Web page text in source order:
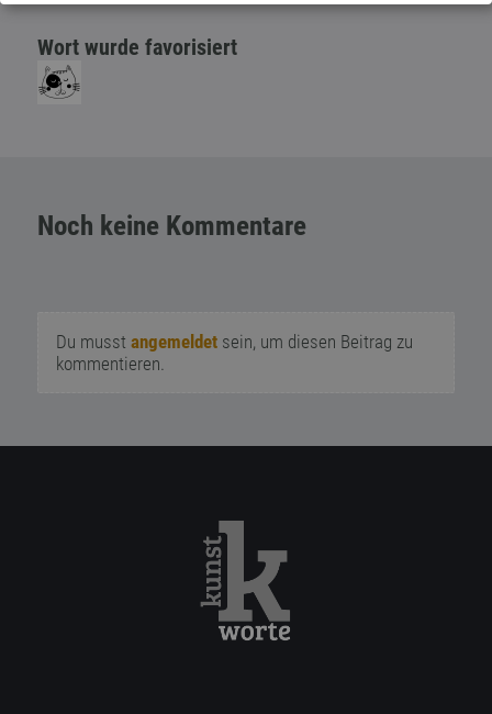
Wort wurde favorisiert
Noch keine Kommentare
Du musst angemeldetsein, um diesen Beitrag zu
kommentieren.